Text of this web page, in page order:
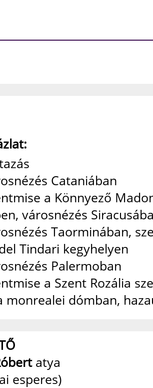
Cataniában
a Könnyező
városnézés
Taorminában,
Tindari kegyhelyen
Palermoban
a Szent Rozália
monrealei dómban,
atya
esperes)